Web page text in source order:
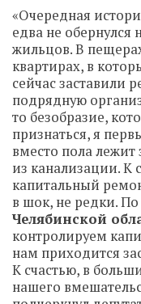
«Очередная
едва не обернулся
жильцов. В
квартирах, в
сейчас заставили
подрядную
то безобразие,
признаться, я
вместо пола
из канализации. К
капитальный
в шок, не редки.
Челябинской
контролируем
нам приходится
К счастью, в
нашего